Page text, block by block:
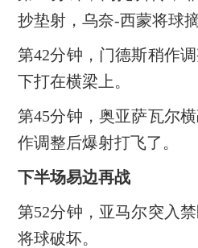
抄垫射，乌奈-西蒙将球摘
第42分钟，门德斯稍作
下打在横梁上。
第45分钟，奥亚萨瓦尔
作调整后爆射打飞了。
下半场易边再战
第52分钟，亚马尔突入
将球破坏。